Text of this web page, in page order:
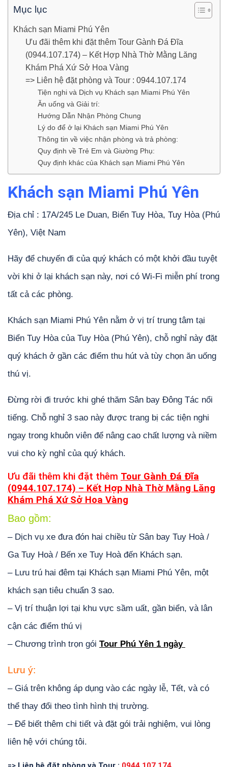
Mục lục
Khách sạn Miami Phú Yên
Ưu đãi thêm khi đặt thêm Tour Gành Đá Đĩa
(0944.107.174) – Kết Hợp Nhà Thờ Mằng Lăng
Khám Phá Xứ Sở Hoa Vàng
=> Liên hệ đặt phòng và Tour : 0944.107.174
Tiện nghi và Dịch vụ Khách sạn Miami Phú Yên
Ăn uống và Giải trí:
Hướng Dẫn Nhận Phòng Chung
Lý do để ở lại Khách sạn Miami Phú Yên
Thông tin về việc nhận phòng và trả phòng:
Quy định về Trẻ Em và Giường Phụ:
Quy định khác của Khách sạn Miami Phú Yên
Khách sạn Miami Phú Yên
Địa chỉ : 17A/245 Le Duan, Biển Tuy Hòa, Tuy Hòa (Phú
Yên), Việt Nam
Hãy để chuyến đi của quý khách có một khởi đầu tuyệt
vời khi ở lại khách sạn này, nơi có Wi-Fi miễn phí trong
tất cả các phòng.
Khách sạn Miami Phú Yên nằm ở vị trí trung tâm tại
Biển Tuy Hòa của Tuy Hòa (Phú Yên), chỗ nghỉ này đặt
quý khách ở gần các điểm thu hút và tùy chọn ăn uống
thú vị.
Đừng rời đi trước khi ghé thăm Sân bay Đông Tác nổi
tiếng. Chỗ nghỉ 3 sao này được trang bị các tiện nghi
ngay trong khuôn viên để nâng cao chất lượng và niềm
vui cho kỳ nghỉ của quý khách.
Ưu đãi thêm khi đặt thêm Tour Gành Đá Đĩa
(0944.107.174) – Kết Hợp Nhà Thờ Mằng Lăng
Khám Phá Xứ Sở Hoa Vàng
Bao gồm:
– Dịch vụ xe đưa đón hai chiều từ Sân bay Tuy Hoà /
Ga Tuy Hoà / Bến xe Tuy Hoà đến Khách sạn.
– Lưu trú hai đêm tại Khách sạn Miami Phú Yên, một
khách sạn tiêu chuẩn 3 sao.
– Vị trí thuận lợi tại khu vực sầm uất, gần biển, và lân
cận các điểm thú vị
– Chương trình trọn gói Tour Phú Yên 1 ngày
Lưu ý:
– Giá trên không áp dụng vào các ngày lễ, Tết, và có
thể thay đổi theo tình hình thị trường.
– Để biết thêm chi tiết và đặt gói trải nghiệm, vui lòng
liên hệ với chúng tôi.